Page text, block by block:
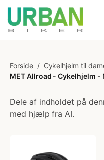
Forside / Cykelhjelm til
MET Allroad - Cykelhjelm -
Dele af indholdet på
med hjælp fra AI.